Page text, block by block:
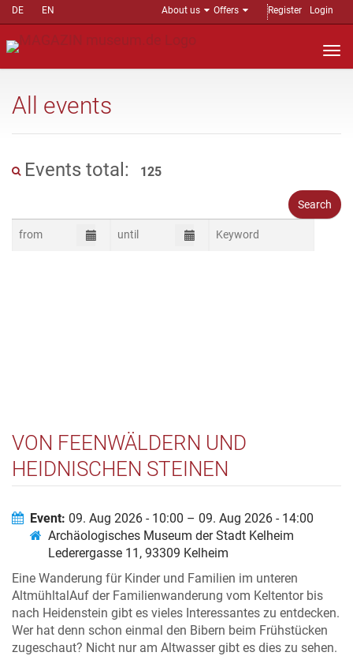
DE EN About us Offers Register Login
All events
Events total: 125
VON FEENWÄLDERN UND
HEIDNISCHEN STEINEN
Event: 09. Aug 2026 - 10:00 – 09. Aug 2026 - 14:00
Archäologisches Museum der Stadt Kelheim
Lederergasse 11, 93309 Kelheim
Eine Wanderung für Kinder und Familien im unteren
AltmühltalAuf der Familienwanderung vom Keltentor bis
nach Heidenstein gibt es vieles Interessantes zu entdecken.
Wer hat denn schon einmal den Bibern beim Frühstücken
zugeschaut? Nicht nur am Altwasser gibt es dies zu sehen.